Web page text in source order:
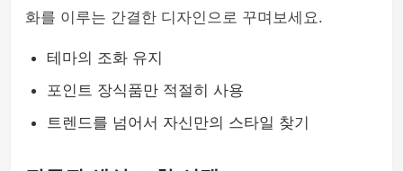
화를 이루는 간결한 디자인으로 꾸며보세요.
테마의 조화 유지
포인트 장식품만 적절히 사용
트렌드를 넘어서 자신만의 스타일 찾기